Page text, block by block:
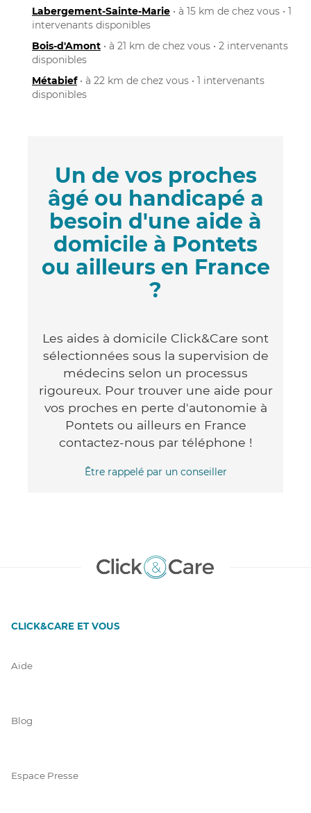
Labergement-Sainte-Marie • à 15 km de chez vous • 1
intervenants disponibles
Bois-d'Amont • à 21 km de chez vous • 2 intervenants
disponibles
Métabief• à 22 km de chez vous • 1 intervenants
disponibles
Un de vos proches
âgé ou handicapé a
besoin d'une aide à
domicile à Pontets
ou ailleurs en France
?
Les aides à domicile Click&Care sont
sélectionnées sous la supervision de
médecins selon un processus
rigoureux. Pour trouver une aide pour
vos proches en perte d'autonomie à
Pontets ou ailleurs en France
contactez-nous par téléphone !
Être rappelé par un conseiller
CLICK&CARE ET VOUS
Aide
Blog
Espace Presse